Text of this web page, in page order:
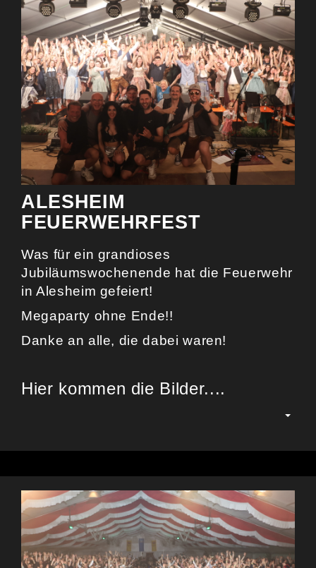
ALESHEIM
FEUERWEHRFEST
Was für ein grandioses
Jubiläumswochenende hat die Feuerwehr
in Alesheim gefeiert!
Megaparty ohne Ende!!
Danke an alle, die dabei waren!
Hier kommen die Bilder....